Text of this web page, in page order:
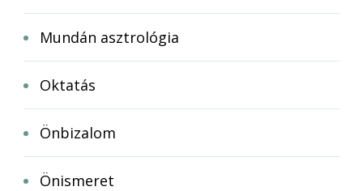
Mundán asztrológia
Oktatás
Önbizalom
Önismeret